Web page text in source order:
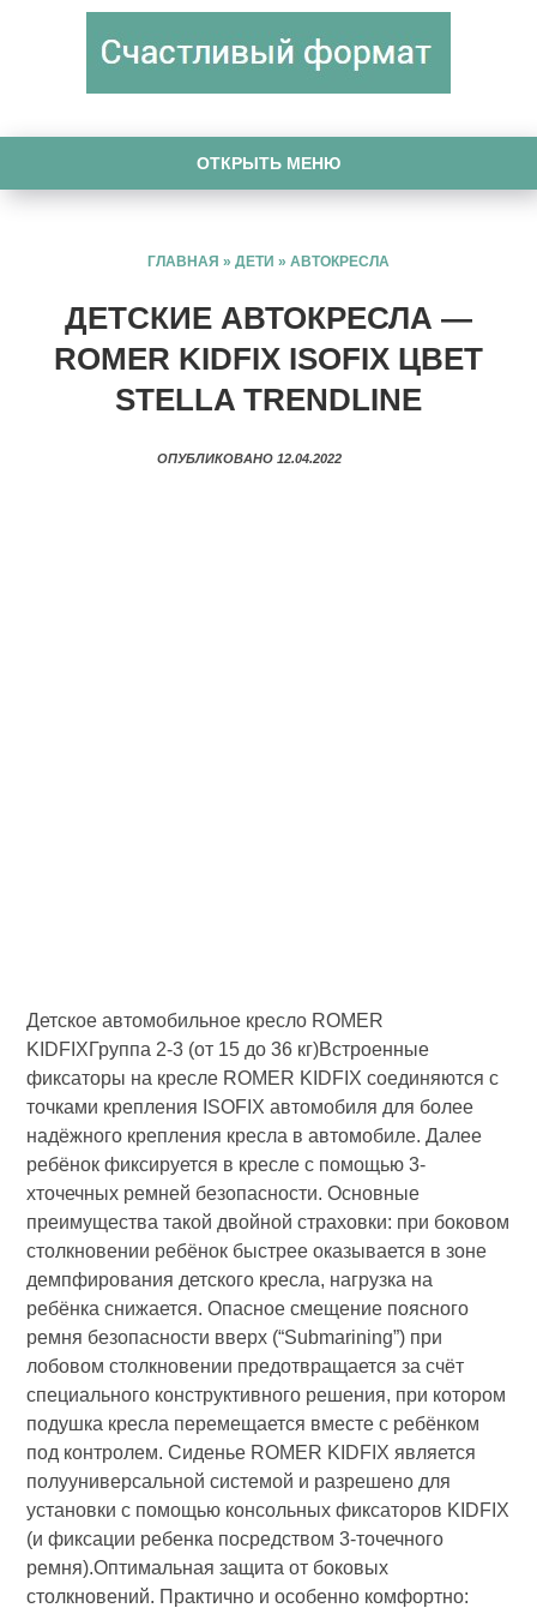
ОТКРЫТЬ МЕНЮ
ГЛАВНАЯ » ДЕТИ » АВТОКРЕСЛА
ДЕТСКИЕ АВТОКРЕСЛА —
ROMER KIDFIX ISOFIX ЦВЕТ
STELLA TRENDLINE
ОПУБЛИКОВАНО 12.04.2022
Детское автомобильное кресло ROMER
KIDFIXГруппа 2-3 (от 15 до 36 кг)Встроенные
фиксаторы на кресле ROMER KIDFIX соединяются с
точками крепления ISOFIX автомобиля для более
надёжного крепления кресла в автомобиле. Далее
ребёнок фиксируется в кресле с помощью 3-
хточечных ремней безопасности. Основные
преимущества такой двойной страховки: при боковом
столкновении ребёнок быстрее оказывается в зоне
демпфирования детского кресла, нагрузка на
ребёнка снижается. Опасное смещение поясного
ремня безопасности вверх (“Submarining”) при
лобовом столкновении предотвращается за счёт
специального конструктивного решения, при котором
подушка кресла перемещается вместе с ребёнком
под контролем. Сиденье ROMER KIDFIX является
полууниверсальной системой и разрешено для
установки с помощью консольных фиксаторов KIDFIX
(и фиксации ребенка посредством 3-точечного
ремня).Оптимальная защита от боковых
столкновений. Практично и особенно комфортно: